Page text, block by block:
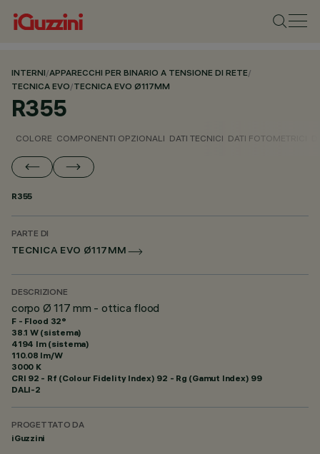
INTERNI/APPARECCHI PER BINARIO A TENSIONE DI RETE/
TECNICA EVO/TECNICA EVO Ø117MM
R355
COLORE COMPONENTI OPZIONALI DATI TECNICI DATI FOTOMETRICI
R355
PARTE DI
TECNICA EVO Ø117MM
DESCRIZIONE
corpo Ø 117 mm - ottica flood
F - Flood 32°
38.1 W (sistema)
4194 lm (sistema)
110.08 lm/W
3000 K
CRI 92 - Rf (Colour Fidelity Index) 92 - Rg (Gamut Index) 99
DALI-2
PROGETTATO DA
iGuzzini